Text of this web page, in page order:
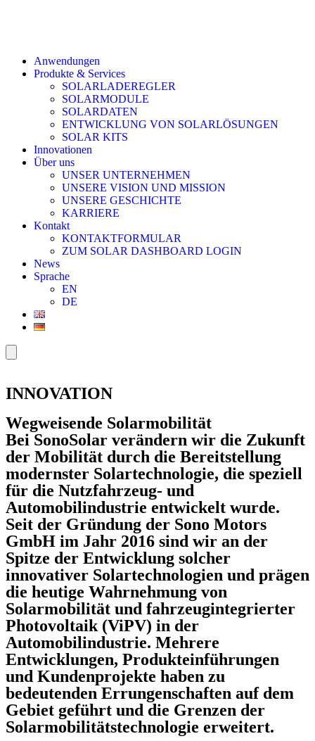
Anwendungen
Produkte & Services
SOLARLADEREGLER
SOLARMODULE
SOLARDATEN
ENTWICKLUNG VON SOLARLÖSUNGEN
SOLAR KITS
Innovationen
Über uns
UNSER UNTERNEHMEN
UNSERE VISION UND MISSION
UNSERE GESCHICHTE
KARRIERE
Kontakt
KONTAKTFORMULAR
ZUM SOLAR DASHBOARD LOGIN
News
Sprache
EN
DE
INNOVATION
Wegweisende Solarmobilität
Bei SonoSolar verändern wir die Zukunft
der Mobilität durch die Bereitstellung
modernster Solartechnologie, die speziell
für die Nutzfahrzeug- und
Automobilindustrie entwickelt wurde.
Seit der Gründung der Sono Motors
GmbH im Jahr 2016 sind wir an der
Spitze der Entwicklung solcher
innovativer Solartechnologien und prägen
die heutige Wahrnehmung von
Solarmobilität und fahrzeugintegrierter
Photovoltaik (ViPV) in der
Automobilindustrie. Mehrere
Entwicklungen, Produkteinführungen
und Kundenprojekte haben zu
bedeutenden Errungenschaften auf dem
Gebiet geführt und die Grenzen der
Solarmobilitätstechnologie erweitert.